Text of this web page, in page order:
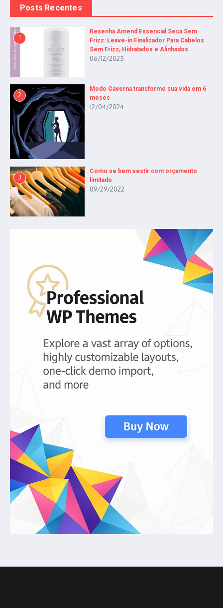
Posts Recentes
1
Resenha Amend Essencial Seca Sem
Frizz: Leave-in Finalizador Para Cabelos
Sem Frizz, Hidratados e Alinhados
06/12/2025
2
Modo Caverna transforme sua vida em 6
meses
12/04/2024
3
Como se bem vestir com orçamento
limitado
09/29/2022